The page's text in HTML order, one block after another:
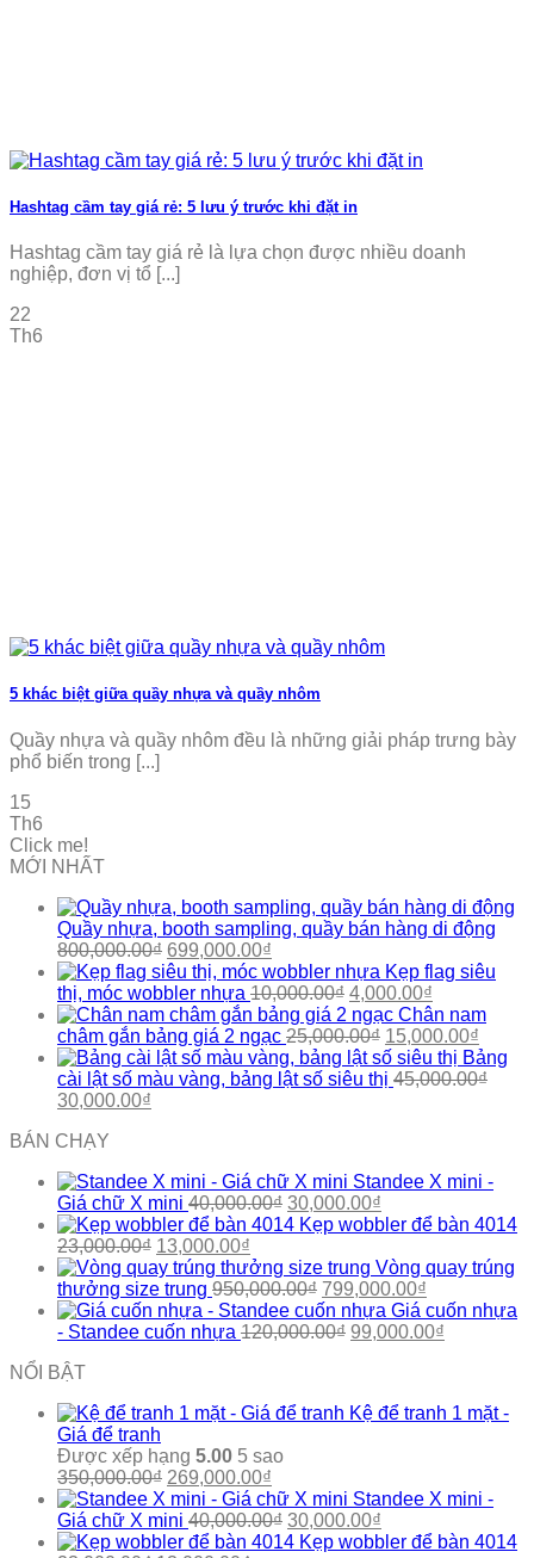
Hashtag cầm tay giá rẻ: 5 lưu ý trước khi đặt in
Hashtag cầm tay giá rẻ là lựa chọn được nhiều doanh
nghiệp, đơn vị tổ [...]
22
Th6
5 khác biệt giữa quầy nhựa và quầy nhôm
Quầy nhựa và quầy nhôm đều là những giải pháp trưng bày
phổ biến trong [...]
15
Th6
Click me!
MỚI NHẤT
Quầy nhựa, booth sampling, quầy bán hàng di động
800,000.00₫ Giá
gốc
là:
800,000.00₫.
699,000.00₫
hiện
tại
là:
699,000.00₫.
Kẹp flag siêu
thị, móc wobbler nhựa 10,000.00₫ Giá
gốc
là:
10,000.00₫.
4,000.00₫
hiện
tại
là:
4,000.00₫.
Chân nam
châm gắn bảng giá 2 ngạc 25,000.00₫ Giá
gốc
là:
15,000.00₫
hiện
tại
Bảng
cài lật số màu vàng, bảng lật số siêu thị 45,000.00₫
Giá
là:
30,000.00₫
30,000.00₫.
BÁN CHẠY
Standee X mini -
Giá chữ X mini 40,000.00₫ Giá
gốc
40,000.00₫.
30,000.00₫
hiện
là:
30,000.00₫.
Kẹp wobbler để bàn 4014
23,000.00₫ Giá
gốc
là:
23,000.00₫.
13,000.00₫
hiện
tại
là:
13,000.00₫.
Vòng quay trúng
thưởng size trung 950,000.00₫ Giá
gốc
là:
799,000.00₫
hiện
tại
Giá cuốn nhựa
- Standee cuốn nhựa 120,000.00₫ Giá
99,000.00₫
NỔI BẬT
Kệ để tranh 1 mặt -
Giá để tranh
Được xếp hạng 5.00 5 sao
350,000.00₫ Giá
gốc
là:
350,000.00₫.
269,000.00₫
hiện
tại
là:
Standee X mini -
Giá chữ X mini 40,000.00₫ Giá
gốc
30,000.00₫
hiện
Kẹp wobbler để bàn 4014